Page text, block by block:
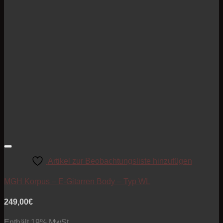
Artikel zur Beobachtungsliste hinzufügen
MGH Korpus – E-Gitarren Body – Typ WL
249,00€